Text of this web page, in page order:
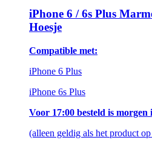
iPhone 6 / 6s Plus
Hoesje
Compatible met:
iPhone 6 Plus
iPhone 6s Plus
Voor 17:00 besteld is morgen
(alleen geldig als het product